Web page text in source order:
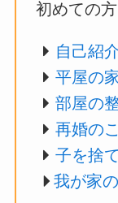
初めての
自己紹
平屋の
部屋の
再婚の
子を捨
我が家